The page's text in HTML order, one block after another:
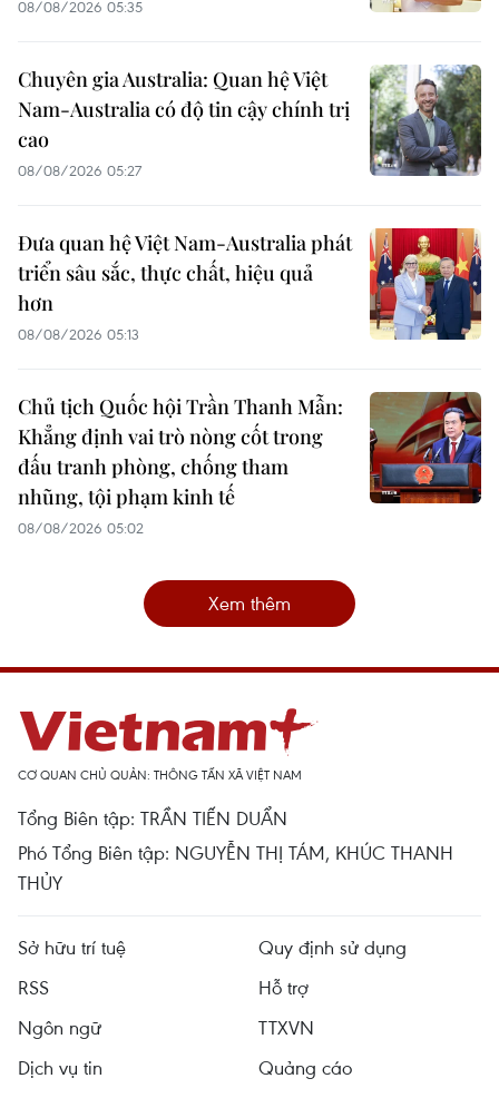
08/08/2026 05:35
Chuyên gia Australia: Quan hệ Việt
Nam-Australia có độ tin cậy chính trị
cao
08/08/2026 05:27
Đưa quan hệ Việt Nam-Australia phát
triển sâu sắc, thực chất, hiệu quả
hơn
08/08/2026 05:13
Chủ tịch Quốc hội Trần Thanh Mẫn:
Khẳng định vai trò nòng cốt trong
đấu tranh phòng, chống tham
nhũng, tội phạm kinh tế
08/08/2026 05:02
Xem thêm
CƠ QUAN CHỦ QUẢN: THÔNG TẤN XÃ VIỆT NAM
Tổng Biên tập: TRẦN TIẾN DUẨN
Phó Tổng Biên tập: NGUYỄN THỊ TÁM, KHÚC THANH
THỦY
Sở hữu trí tuệ
Quy định sử dụng
RSS
Hỗ trợ
Ngôn ngữ
TTXVN
Dịch vụ tin
Quảng cáo